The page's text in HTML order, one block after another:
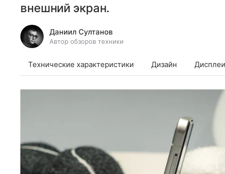
внешний экран.
Даниил Султанов
Автор обзоров техники
Технические характеристики Дизайн Дисплеи